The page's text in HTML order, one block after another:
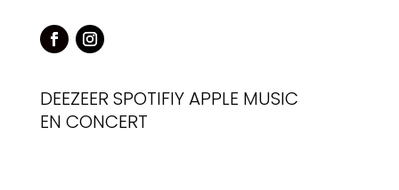
DEEZEER SPOTIFIYAPPLE MUSIC
EN CONCERT